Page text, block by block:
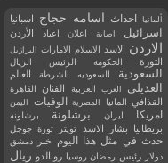
ألمانيا احداث اسامه حجاج اسبانيا
اسرائيل اصابة اعلان اعياد الأردن
الاردن الاسد الاسلام الامارات البرازيل
الثورة الحكومة الرئيس الريال
السعودية السعوديه الشرطة العالم
العديلي العرب العربية الفنان القاهرة
القذافي المانيا المصرية الوفيات اليمن
امريكا ايران برشلونة برشلونه
بريطانيا بشار الاسد تويتر ثورة جوجل
حدث في مثل هذا اليوم خبر دمشق
دولار رئيس رمضان روسيا رونالدو ريال